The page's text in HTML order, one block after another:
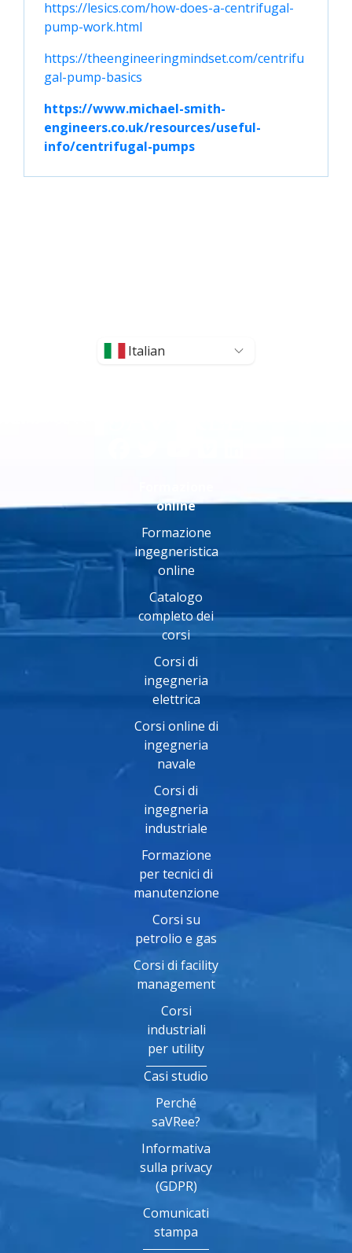
https://lesics.com/how-does-a-centrifugal-
pump-work.html
https://theengineeringmindset.com/centrifu
gal-pump-basics
https://www.michael-smith-
engineers.co.uk/resources/useful-
info/centrifugal-pumps
Italian
online
Formazione
ingegneristica
online
Catalogo
completo dei
corsi
Corsi di
ingegneria
elettrica
Corsi online di
ingegneria
navale
Corsi di
ingegneria
industriale
Formazione
per tecnici di
manutenzione
Corsi su
petrolio e gas
Corsi di facility
management
Corsi
industriali
per utility
Casi studio
Perché
saVRee?
Informativa
sulla privacy
(GDPR)
Comunicati
stampa